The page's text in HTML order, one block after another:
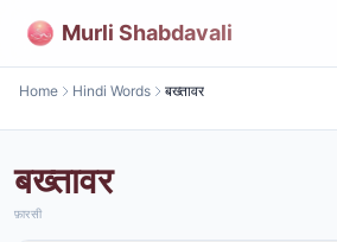
Murli Shabdavali
Home Hindi Words बख्तावर
बख्तावर
फ़ारसी